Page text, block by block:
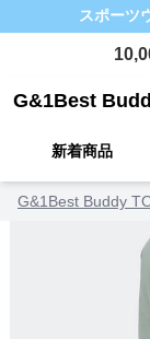
スポーツ
G&1Best
新着商品
G&1Best Buddy